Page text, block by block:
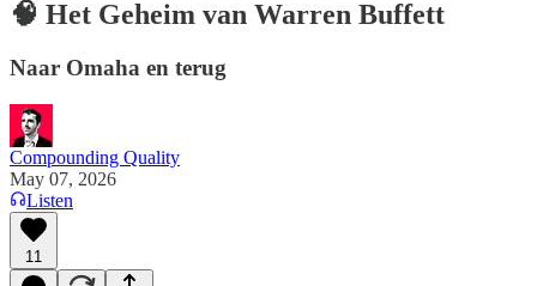
🧠 Het Geheim van Warren Buffett
Naar Omaha en terug
Compounding Quality
May 07, 2026
Listen
11